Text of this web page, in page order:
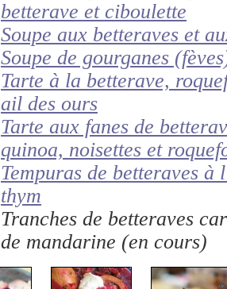
betterave et ciboulette
Soupe aux betteraves et
Soupe de gourganes
Tarte à la betterave,
ail des ours
Tarte aux fanes de
quinoa, noisettes et
Tempuras de betteraves à
thym
Tranches de betteraves
de mandarine (en cours)